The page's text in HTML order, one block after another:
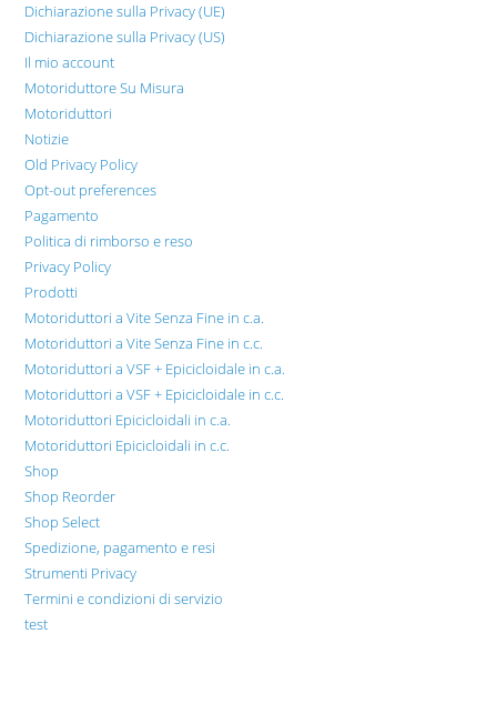
Dichiarazione sulla Privacy (UE)
Dichiarazione sulla Privacy (US)
Il mio account
Motoriduttore Su Misura
Motoriduttori
Notizie
Old Privacy Policy
Opt-out preferences
Pagamento
Politica di rimborso e reso
Privacy Policy
Prodotti
Motoriduttori a Vite Senza Fine in c.a.
Motoriduttori a Vite Senza Fine in c.c.
Motoriduttori a VSF + Epicicloidale in c.a.
Motoriduttori a VSF + Epicicloidale in c.c.
Motoriduttori Epicicloidali in c.a.
Motoriduttori Epicicloidali in c.c.
Shop
Shop Reorder
Shop Select
Spedizione, pagamento e resi
Strumenti Privacy
Termini e condizioni di servizio
test